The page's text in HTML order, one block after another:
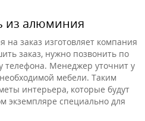
из алюминия
заказ изготовляет компания
заказ, нужно позвонить по
телефона. Менеджер уточнит у
мебели. Таким
интерьера, которые будут
экземпляре специально для